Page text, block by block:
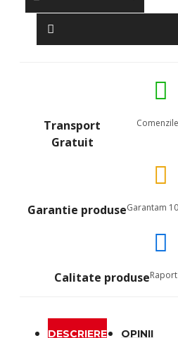
Transport
Gratuit
Garantie produseGarantam
Calitate produse
DESCRIERE OPINII